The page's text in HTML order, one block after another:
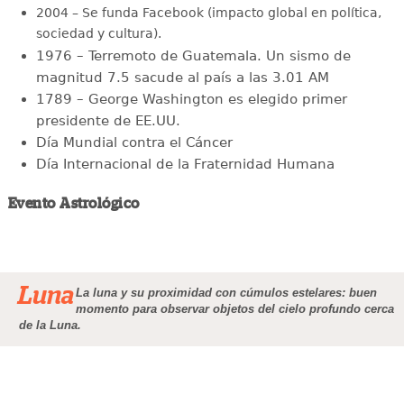
2004 – Se funda Facebook (impacto global en política,
sociedad y cultura).
1976 – Terremoto de Guatemala. Un sismo de
magnitud 7.5 sacude al país a las 3.01 AM
1789 – George Washington es elegido primer
presidente de EE.UU.
Día Mundial contra el Cáncer
Día Internacional de la Fraternidad Humana
Evento Astrológico
LunaLa luna y su proximidad con cúmulos estelares: buen
momento para observar objetos del cielo profundo cerca
de la Luna.